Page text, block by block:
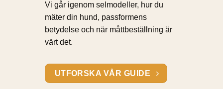
Vi går igenom selmodeller, hur du
mäter din hund, passformens
betydelse och när måttbeställning är
värt det.
UTFORSKA VÅR GUIDE